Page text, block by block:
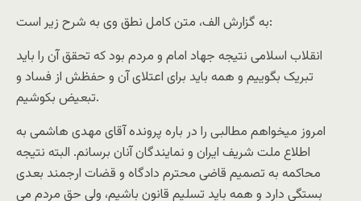
به گزارش الف، متن کامل نطق وی به شرح زیر است:
انقلاب اسلامی نتیجه جهاد امام و مردم بود که تحقق آن را باید
تبریک بگوییم و همه باید برای اعتلای آن و حفظش از فساد و
تبعیض بکوشیم.
امروز میخواهم مطالبی را در باره پرونده آقای مهدی هاشمی به
اطلاع ملت شریف ایران و نمایندگان آنان برسانم. البته نتیجه
محاکمه به تصمیم قاضی محترم دادگاه و قضات ارجمند بعدی
بستگی دارد و همه باید تسلیم قانون باشیم، ولی حق مردم می